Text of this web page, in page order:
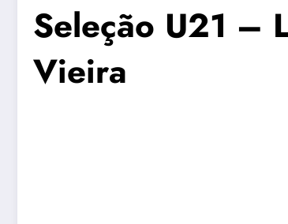
Seleção U21 –
Vieira